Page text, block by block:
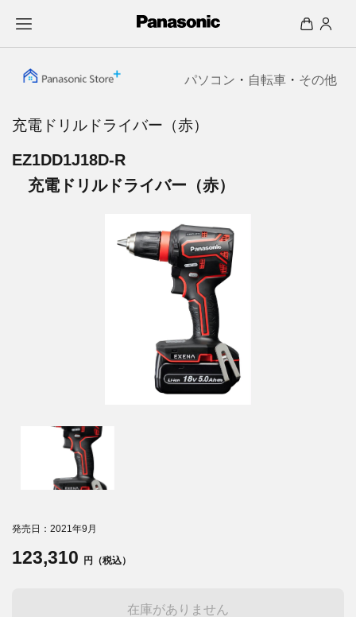
パソコン ・ 自転車 ・ その他
充電ドリルドライバー（赤）
EZ1DD1J18D-R
充電ドリルドライバー（赤）
発売日：2021年9月
123,310 円（税込）
在庫がありません